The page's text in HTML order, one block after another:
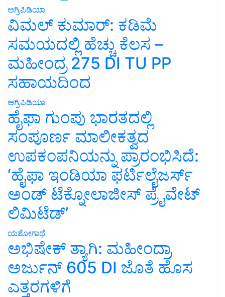
ಅಗ್ರಿಪಿಡಿಯಾ
ವಿಮಲ್ ಕುಮಾರ್: ಕಡಿಮೆ
ಸಮಯದಲ್ಲಿ ಹೆಚ್ಚು ಕೆಲಸ –
ಮಹೀಂದ್ರ 275 DI TU PP
ಸಹಾಯದಿಂದ
ಅಗ್ರಿಪಿಡಿಯಾ
ಹೈಫಾ ಗುಂಪು ಭಾರತದಲ್ಲಿ
ಸಂಪೂರ್ಣ ಮಾಲೀಕತ್ವದ
ಉಪಕಂಪನಿಯನ್ನು ಪ್ರಾರಂಭಿಸಿದೆ:
‘ಹೈಫಾ ಇಂಡಿಯಾ ಫರ್ಟಿಲೈಜರ್ಸ್
ಅಂಡ್ ಟೆಕ್ನೋಲಾಜೀಸ್ ಪ್ರೈವೇಟ್
ಲಿಮಿಟೆಡ್’
ಯಶೋಗಾಥೆ
ಅಭಿಷೇಕ್ ತ್ಯಾಗಿ: ಮಹೀಂದ್ರಾ
ಅರ್ಜುನ್ 605 DI ಜೊತೆ ಹೊಸ
ಎತ್ತರಗಳಿಗೆ